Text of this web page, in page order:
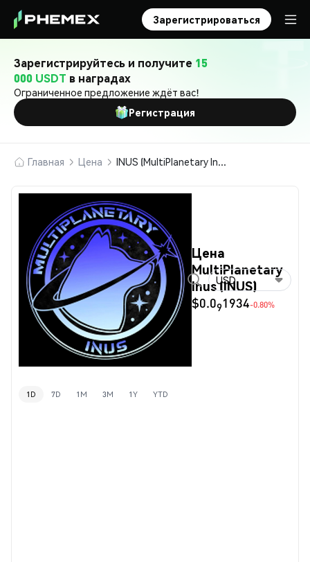
Зарегистрироваться
Зарегистрируйтесь и получите 15
000 USDT в наградах
Ограниченное предложение ждёт вас!
Регистрация
Главная Цена INUS (MultiPlanetary Inus)
Цена
MultiPlanetary
Inus (INUS)
$0.091934-0.80%
USD
1D 7D 1M 3M 1Y YTD